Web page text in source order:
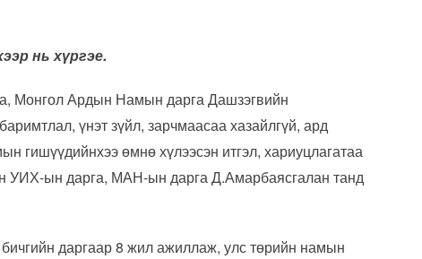
нь хүргэе.
Монгол Ардын Намын дарга Дашзэгвийн
үнэт зүйл, зарчмаасаа хазайлгүй, ард
гишүүдийнхээ өмнө хүлээсэн итгэл, хариуцлагатаа
УИХ-ын дарга, МАН-ын дарга Д.Амарбаясгалан танд
даргаар 8 жил ажиллаж, улс төрийн намын